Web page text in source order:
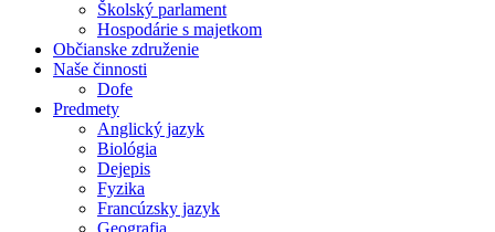
Školský parlament
Hospodárie s majetkom
Občianske združenie
Naše činnosti
Dofe
Predmety
Anglický jazyk
Biológia
Dejepis
Fyzika
Francúzsky jazyk
Geografia